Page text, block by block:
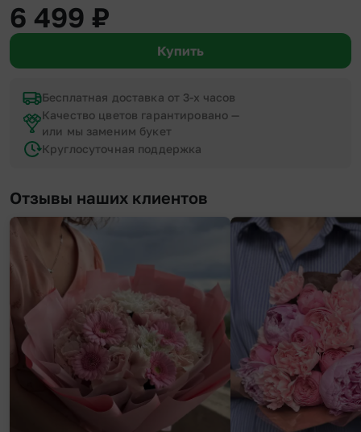
6 499 ₽
Купить
Бесплатная доставка от 3-х часов
Качество цветов гарантировано —
или мы заменим букет
Круглосуточная поддержка
Отзывы наших клиентов